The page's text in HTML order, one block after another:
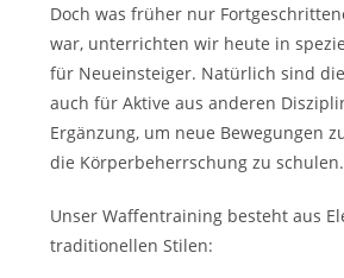
Doch was früher nur
war, unterrichten wir heute in
für Neueinsteiger. Natürlich sind
auch für Aktive aus anderen
Ergänzung, um neue Bewegungen
die Körperbeherrschung zu schulen.
Unser Waffentraining besteht aus
traditionellen Stilen: